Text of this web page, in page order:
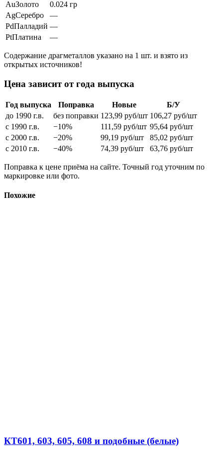
AuЗолото
0.024 гр
AgСеребро
—
PdПалладий —
PtПлатина —
Содержание драгметаллов указано на 1 шт. и взято из
открытых источников!
Цена зависит от года выпуска
Год выпуска Поправка Новые
Б/У
до 1990 г.в.
без поправки 123,99 руб/шт 106,27 руб/шт
с 1990 г.в.
−10% 111,59 руб/шт 95,64 руб/шт
с 2000 г.в.
−20% 99,19 руб/шт 85,02 руб/шт
с 2010 г.в.
−40% 74,39 руб/шт 63,76 руб/шт
Поправка к цене приёма на сайте. Точный год уточним по
маркировке или фото.
Похожие
КТ601, 603, 605, 608 и подобные (белые)